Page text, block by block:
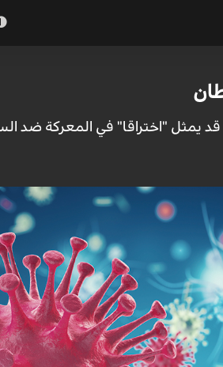
يمثل "اختراقا" في المعركة ضد